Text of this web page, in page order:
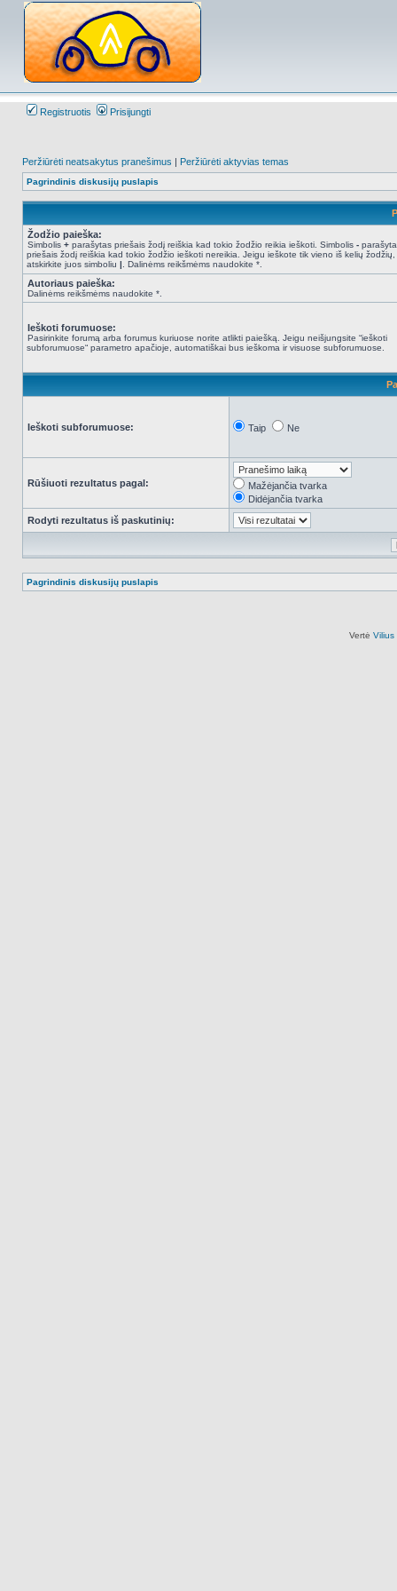
Registruotis Prisijungti
Peržiūrėti neatsakytus pranešimus | Peržiūrėti aktyvias temas
Pagrindinis diskusijų puslapis
Žodžio paieška:
Simbolis + parašytas priešais žodį reiškia kad tokio žodžio reikia ieškoti. Simbolis -
priešais žodį reiškia kad tokio žodžio ieškoti nereikia. Jeigu ieškote tik vieno iš kelių žodžių,
atskirkite juos simboliu | . Dalinėms reikšmėms naudokite *.
Autoriaus paieška:
Dalinėms reikšmėms naudokite *.
Ieškoti forumuose:
Pasirinkite forumą arba forumus kuriuose norite atlikti paiešką. Jeigu neišjungsite “ieškoti
subforumuose“ parametro apačioje, automatiškai bus ieškoma ir visuose subforumuose.
Ieškoti subforumuose: Taip Ne
Rūšiuoti rezultatus pagal:
Mažėjančia tvarka
Didėjančia tvarka
Rodyti rezultatus iš paskutinių:
Pagrindinis diskusijų puslapis
Vertė Vilius